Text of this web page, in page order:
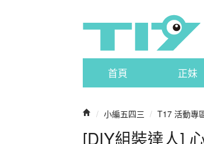
首頁 正妹
/ 小編五四三 / T17 活動專
[DIY組裝達人]